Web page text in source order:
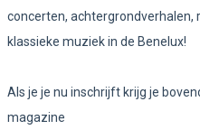
concerten, achtergrondverhalen,
klassieke muziek in de Benelux!
Als je je nu inschrijft krijg je
magazine